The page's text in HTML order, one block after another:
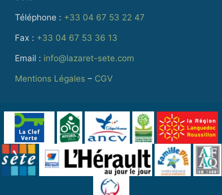
Téléphone : +33 04 67 53 22 47
Fax : +33 04 67 53 36 13
Email : info@lazaret-sete.com
Mentions Légales – CGV